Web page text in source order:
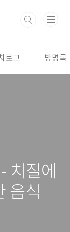
로그 방명록
치질에
음식